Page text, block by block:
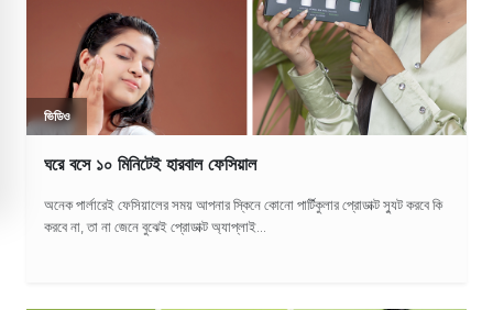
ভিডিও
ঘরে বসে ১০ মিনিটেই হারবাল ফেসিয়াল
অনেক পার্লারেই ফেসিয়ালের সময় আপনার স্কিনে কোনো পার্টিকুলার প্রোডাক্ট স্যুট করবে কি
করবে না, তা না জেনে বুঝেই প্রোডাক্ট অ্যাপ্লাই...